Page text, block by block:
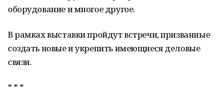
оборудование и многое другое.
В рамках выставки пройдут встречи, призванные
создать новые и укрепить имеющиеся деловые
связи.
* * *